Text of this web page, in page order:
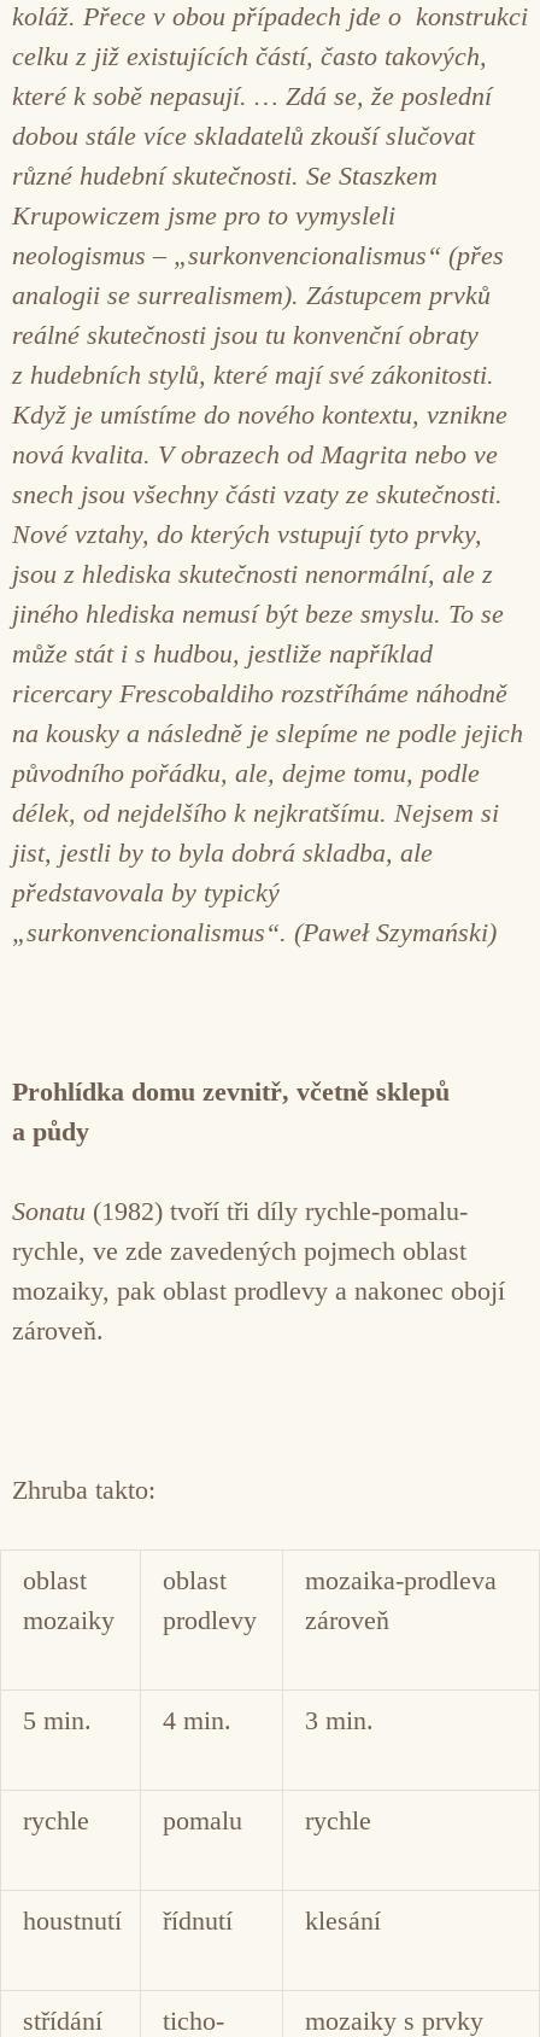
koláž. Přece v obou případech jde o konstrukci
celku z již existujících částí, často takových,
které k sobě nepasují. … Zdá se, že poslední
dobou stále více skladatelů zkouší slučovat
různé hudební skutečnosti. Se Staszkem
Krupowiczem jsme pro to vymysleli
neologismus – „surkonvencionalismus“ (přes
analogii se surrealismem). Zástupcem prvků
reálné skutečnosti jsou tu konvenční obraty
z hudebních stylů, které mají své zákonitosti.
Když je umístíme do nového kontextu, vznikne
nová kvalita. V obrazech od Magrita nebo ve
snech jsou všechny části vzaty ze skutečnosti.
Nové vztahy, do kterých vstupují tyto prvky,
jsou z hlediska skutečnosti nenormální, ale z
jiného hlediska nemusí být beze smyslu. To se
může stát i s hudbou, jestliže například
ricercary Frescobaldiho rozstříháme náhodně
na kousky a následně je slepíme ne podle jejich
původního pořádku, ale, dejme tomu, podle
délek, od nejdelšího k nejkratšímu. Nejsem si
jist, jestli by to byla dobrá skladba, ale
představovala by typický
„surkonvencionalismus“. (Paweł Szymański)
Prohlídka domu zevnitř, včetně sklepů
a půdy
Sonatu (1982) tvoří tři díly rychle-pomalu-
rychle, ve zde zavedených pojmech oblast
mozaiky, pak oblast prodlevy a nakonec obojí
zároveň.
Zhruba takto:
oblast
mozaiky
oblast
prodlevy
mozaika-prodleva
zároveň
5 min. 4 min. 3 min.
rychle pomalu rychle
houstnutí řídnutí klesání
střídání
ticho-
mozaiky s prvky